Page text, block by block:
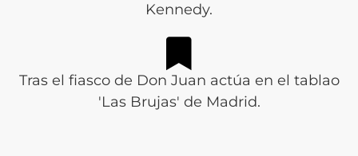
Kennedy.
Tras el fiasco de Don Juan actúa en el tablao
'Las Brujas' de Madrid.